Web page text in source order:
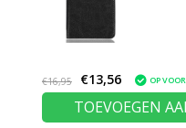
€16,95 €13,56 OP
TOEVOEGEN